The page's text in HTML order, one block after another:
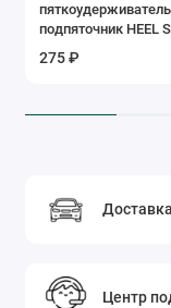
подпяточник HEEL
GEL Tarrago
275 ₽
Центр